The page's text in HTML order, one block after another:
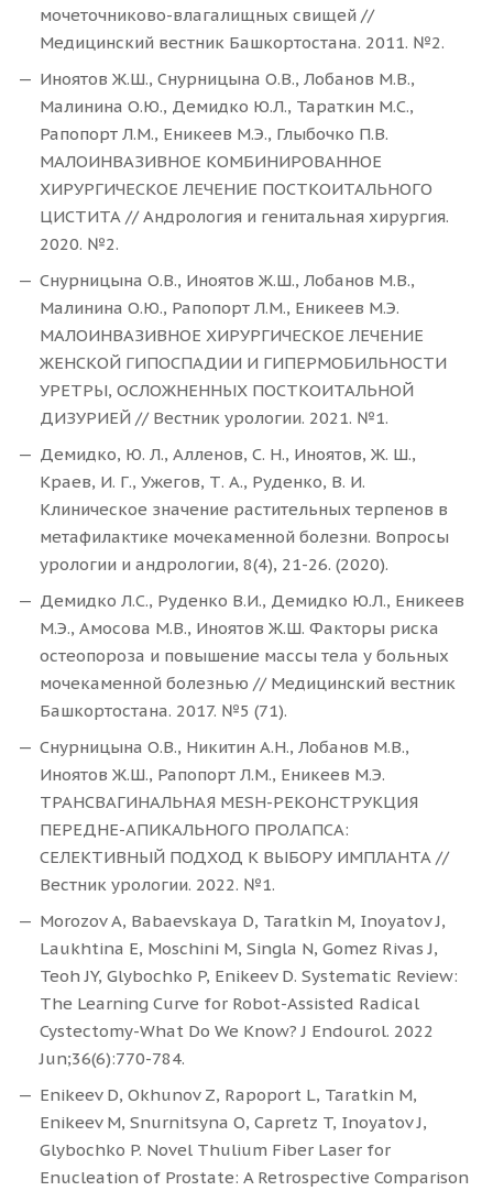
мочеточниково-влагалищных свищей //
Медицинский вестник Башкортостана. 2011. №2.
Иноятов Ж.Ш., Снурницына О.В., Лобанов М.В.,
Малинина О.Ю., Демидко Ю.Л., Тараткин М.С.,
Рапопорт Л.М., Еникеев М.Э., Глыбочко П.В.
МАЛОИНВАЗИВНОЕ КОМБИНИРОВАННОЕ
ХИРУРГИЧЕСКОЕ ЛЕЧЕНИЕ ПОСТКОИТАЛЬНОГО
ЦИСТИТА // Андрология и генитальная хирургия.
2020. №2.
Снурницына О.В., Иноятов Ж.Ш., Лобанов М.В.,
Малинина О.Ю., Рапопорт Л.М., Еникеев М.Э.
МАЛОИНВАЗИВНОЕ ХИРУРГИЧЕСКОЕ ЛЕЧЕНИЕ
ЖЕНСКОЙ ГИПОСПАДИИ И ГИПЕРМОБИЛЬНОСТИ
УРЕТРЫ, ОСЛОЖНЕННЫХ ПОСТКОИТАЛЬНОЙ
ДИЗУРИЕЙ // Вестник урологии. 2021. №1.
Демидко, Ю. Л., Алленов, С. Н., Иноятов, Ж. Ш.,
Краев, И. Г., Ужегов, Т. А., Руденко, В. И.
Клиническое значение растительных терпенов в
метафилактике мочекаменной болезни. Вопросы
урологии и андрологии, 8(4), 21-26. (2020).
Демидко Л.С., Руденко В.И., Демидко Ю.Л., Еникеев
М.Э., Амосова М.В., Иноятов Ж.Ш. Факторы риска
остеопороза и повышение массы тела у больных
мочекаменной болезнью // Медицинский вестник
Башкортостана. 2017. №5 (71).
Снурницына О.В., Никитин А.Н., Лобанов М.В.,
Иноятов Ж.Ш., Рапопорт Л.М., Еникеев М.Э.
ТРАНСВАГИНАЛЬНАЯ MESH-РЕКОНСТРУКЦИЯ
ПЕРЕДНЕ-АПИКАЛЬНОГО ПРОЛАПСА:
СЕЛЕКТИВНЫЙ ПОДХОД К ВЫБОРУ ИМПЛАНТА //
Вестник урологии. 2022. №1.
Morozov A, Babaevskaya D, Taratkin M, Inoyatov J,
Laukhtina E, Moschini M, Singla N, Gomez Rivas J,
Teoh JY, Glybochko P, Enikeev D. Systematic Review:
The Learning Curve for Robot-Assisted Radical
Cystectomy-What Do We Know? J Endourol. 2022
Jun;36(6):770-784.
Enikeev D, Okhunov Z, Rapoport L, Taratkin M,
Enikeev M, Snurnitsyna O, Capretz T, Inoyatov J,
Glybochko P. Novel Thulium Fiber Laser for
Enucleation of Prostate: A Retrospective Comparison